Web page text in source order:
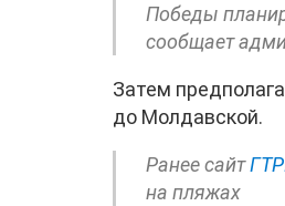
Победы
сообщает
Затем
до Молдавской.
Ранее сайт
на пляжах